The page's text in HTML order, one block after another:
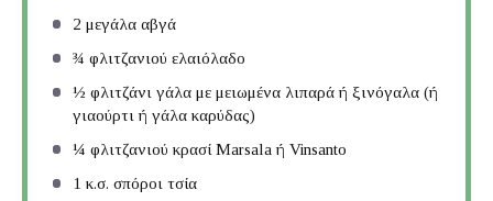
2 μεγάλα αβγά
¾ φλιτζανιού ελαιόλαδο
½ φλιτζάνι γάλα με μειωμένα λιπαρά ή ξινόγαλα (ή
γιαούρτι ή γάλα καρύδας)
¼ φλιτζανιού κρασί Marsala ή Vinsanto
1 κ.σ. σπόροι τσία